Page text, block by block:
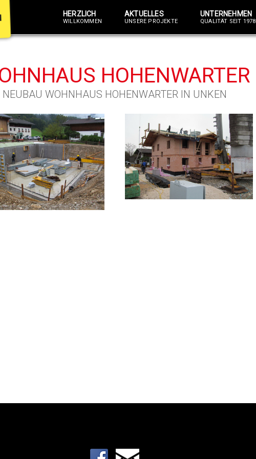
HERZLICH
WILLKOMMEN
AKTUELLES
UNSERE PROJEKTE
UNTERNEHMEN
QUALITÄT SEIT 1978
HOHENWARTER
NEUBAU WOHNHAUS HOHENWARTER IN UNKEN